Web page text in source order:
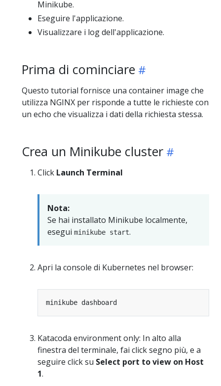
Minikube.
Eseguire l'applicazione.
Visualizzare i log dell'applicazione.
Prima di cominciare
Questo tutorial fornisce una container image che
utilizza NGINX per risponde a tutte le richieste con
un echo che visualizza i dati della richiesta stessa.
Crea un Minikube cluster
Click Launch Terminal
Nota:
Se hai installato Minikube localmente,
esegui minikube start.
Apri la console di Kubernetes nel browser:
Katacoda environment only: In alto alla
finestra del terminale, fai click segno più, e a
seguire click su Select port to view on Host
1.